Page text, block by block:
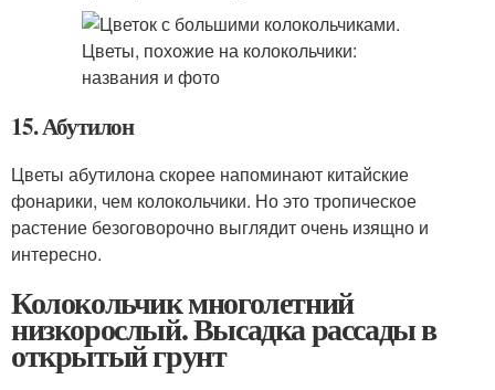
15. Абутилон
Цветы абутилона скорее напоминают китайские
фонарики, чем колокольчики. Но это тропическое
растение безоговорочно выглядит очень изящно и
интересно.
Колокольчик многолетний
низкорослый. Высадка рассады в
открытый грунт